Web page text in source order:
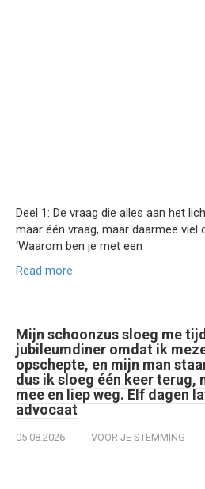
Deel 1: De vraag die alles aan het
maar één vraag, maar daarmee viel
‘Waarom ben je met een
Read more
Mijn schoonzus sloeg me
jubileumdiner omdat ik
opschepte, en mijn man
dus ik sloeg één keer terug,
mee en liep weg. Elf dagen
advocaat
05.08.2026 VOOR JE STEMMING